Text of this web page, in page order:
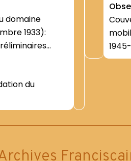
1933):
-
=De l
(29 décembre
romaine
1934-
par le...
du